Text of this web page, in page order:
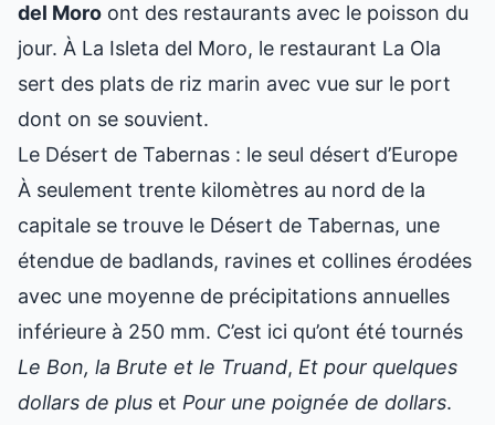
del Moro ont des restaurants avec le poisson du
jour. À La Isleta del Moro, le restaurant La Ola
sert des plats de riz marin avec vue sur le port
dont on se souvient.
Le Désert de Tabernas : le seul désert d’Europe
À seulement trente kilomètres au nord de la
capitale se trouve le Désert de Tabernas, une
étendue de badlands, ravines et collines érodées
avec une moyenne de précipitations annuelles
inférieure à 250 mm. C’est ici qu’ont été tournés
Le Bon, la Brute et le Truand, Et pour quelques
dollars de plus et Pour une poignée de dollars.